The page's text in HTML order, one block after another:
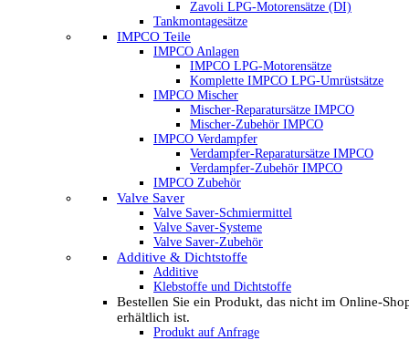
Zavoli LPG-Motorensätze (DI)
Tankmontagesätze
IMPCO Teile
IMPCO Anlagen
IMPCO LPG-Motorensätze
Komplette IMPCO LPG-Umrüstsätze
IMPCO Mischer
Mischer-Reparatursätze IMPCO
Mischer-Zubehör IMPCO
IMPCO Verdampfer
Verdampfer-Reparatursätze IMPCO
Verdampfer-Zubehör IMPCO
IMPCO Zubehör
Valve Saver
Valve Saver-Schmiermittel
Valve Saver-Systeme
Valve Saver-Zubehör
Additive & Dichtstoffe
Additive
Klebstoffe und Dichtstoffe
Bestellen Sie ein Produkt, das nicht im Online-
erhältlich ist.
Produkt auf Anfrage